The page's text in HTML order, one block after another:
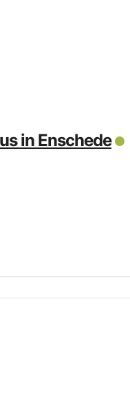
in Enschede